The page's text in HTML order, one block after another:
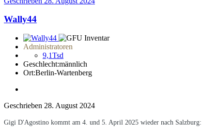
Wally44
Administratoren
9,1Tsd
Geschlecht:männlich
Ort:Berlin-Wartenberg
Geschrieben 28. August 2024
Gigi D'Agostino kommt am 4. und 5. April 2025 wieder nach Salzburg: